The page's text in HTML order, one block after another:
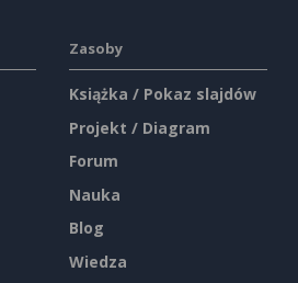
Zasoby
Książka / Pokaz slajdów
Projekt / Diagram
Forum
Nauka
Blog
Wiedza